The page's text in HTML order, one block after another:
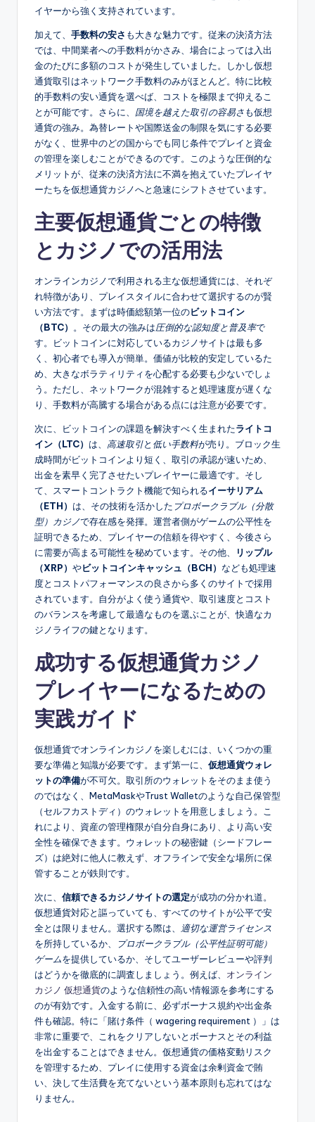
イヤーから強く支持されています。
加えて、 手数料の安さ も大きな魅力です。従来の決済方法
では、中間業者への手数料がかさみ、場合によっては入出
金のたびに多額のコストが発生していました。しかし仮想
通貨取引はネットワーク手数料のみがほとんど。特に比較
的手数料の安い通貨を選べば、コストを極限まで抑えるこ
とが可能です。さらに、 国境を越えた取引の容易さも仮想
通貨の強み。為替レートや国際送金の制限を気にする必要
がなく、世界中のどの国からでも同じ条件でプレイと資金
の管理を楽しむことができるのです。このような圧倒的な
メリットが、従来の決済方法に不満を抱えていたプレイヤ
ーたちを仮想通貨カジノへと急速にシフトさせています。
主要仮想通貨ごとの特徴
とカジノでの活用法
オンラインカジノで利用される主な仮想通貨には、それぞ
れ特徴があり、プレイスタイルに合わせて選択するのが賢
い方法です。まずは時価総額第一位のビットコイン
（BTC）
。その最大の強みは圧倒的な認知度と普及率で
す。ビットコインに対応しているカジノサイトは最も多
く、初心者でも導入が簡単。価値が比較的安定しているた
め、大きなボラティリティを心配する必要も少ないでしょ
う。ただし、ネットワークが混雑すると処理速度が遅くな
り、手数料が高騰する場合がある点には注意が必要です。
次に、ビットコインの課題を解決すべく生まれたライトコ
イン（LTC） は、 高速取引と 低い手数料が売り。ブロック生
成時間がビットコインより短く、取引の承認が速いため、
出金を素早く完了させたいプレイヤーに最適です。そし
て、スマートコントラクト機能で知られるイーサリアム
（ETH） は、その技術を活かした プロボークラブル（分散
型）カジノで存在感を発揮。運営者側がゲームの公平性を
証明できるため、プレイヤーの信頼を得やすく、今後さら
に需要が高まる可能性を秘めています。その他、
リップル
（XRP） やビットコインキャッシュ（BCH） なども処理速
度とコストパフォーマンスの良さから多くのサイトで採用
されています。自分がよく使う通貨や、取引速度とコスト
のバランスを考慮して最適なものを選ぶことが、快適なカ
ジノライフの鍵となります。
成功する仮想通貨カジノ
プレイヤーになるための
実践ガイド
仮想通貨でオンラインカジノを楽しむには、いくつかの重
要な準備と知識が必要です。まず第一に、 仮想通貨ウォレ
ットの準備が不可欠。取引所のウォレットをそのまま使う
のではなく、MetaMaskやTrust Walletのような自己保管型
（セルフカストディ）のウォレットを用意しましょう。こ
れにより、資産の管理権限が自分自身にあり、より高い安
全性を確保できます。ウォレットの秘密鍵（シードフレー
ズ）は絶対に他人に教えず、オフラインで安全な場所に保
管することが鉄則です。
次に、 信頼できるカジノサイトの選定が成功の分かれ道。
仮想通貨対応と謳っていても、すべてのサイトが公平で安
全とは限りません。選択する際は、
適切な運営ライセンス
を所持しているか、
プロボークラブル（公平性証明可能）
ゲームを提供しているか、そしてユーザーレビューや評判
はどうかを徹底的に調査しましょう。例えば、 オンライン
カジノ 仮想通貨のような信頼性の高い情報源を参考にする
のが有効です。入金する前に、必ずボーナス規約や出金条
件も確認。特に「賭け条件（ wagering requirement ）」は
非常に重要で、これをクリアしないとボーナスとその利益
を出金することはできません。仮想通貨の価格変動リスク
を管理するため、プレイに使用する資金は余剰資金で賄
い、決して生活費を充てないという基本原則も忘れてはな
りません。